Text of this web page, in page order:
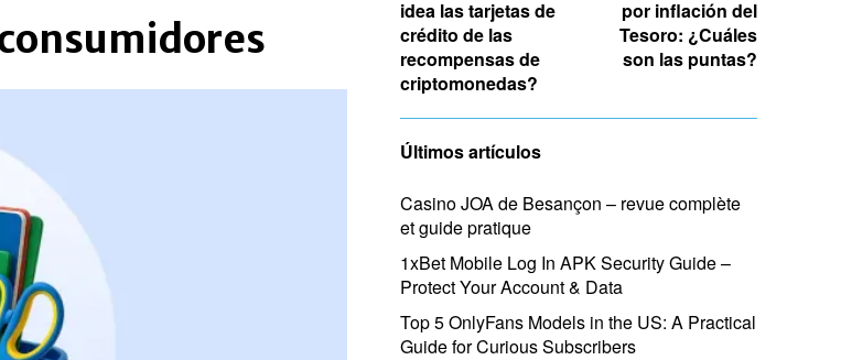
idea las tarjetas de
crédito de las
recompensas de
criptomonedas?
por inflación del
Tesoro: ¿Cuáles
son las puntas?
Últimos artículos
Casino JOA de Besançon – revue complète
et guide pratique
1xBet Mobile Log In APK Security Guide –
Protect Your Account & Data
Top 5 OnlyFans Models in the US: A Practical
Guide for Curious Subscribers